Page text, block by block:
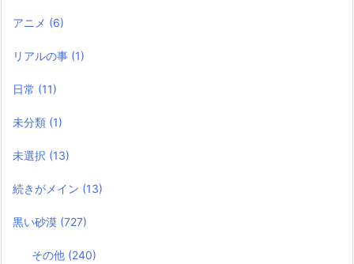
アニメ (6)
リアルの事 (1)
日常 (11)
未分類 (1)
未選択 (13)
続きがメイン (13)
黒い砂漠 (727)
その他 (240)